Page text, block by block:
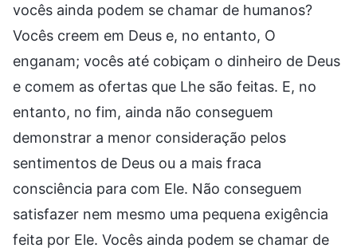
vocês ainda podem se chamar de humanos?
Vocês creem em Deus e, no entanto, O
enganam; vocês até cobiçam o dinheiro de Deus
e comem as ofertas que Lhe são feitas. E, no
entanto, no fim, ainda não conseguem
demonstrar a menor consideração pelos
sentimentos de Deus ou a mais fraca
consciência para com Ele. Não conseguem
satisfazer nem mesmo uma pequena exigência
feita por Ele. Vocês ainda podem se chamar de